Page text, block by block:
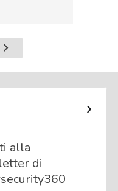
Pagina
alla
di